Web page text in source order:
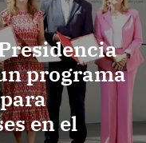
programa
en el